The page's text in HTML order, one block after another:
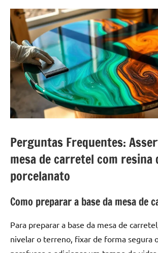
e
mesas
de
tampinhas
resinadas.
Perguntas Frequentes:
mesa de carretel com resina
porcelanato
Como preparar a base da mesa de
Para preparar a base da mesa de
nivelar o terreno, fixar de forma segura